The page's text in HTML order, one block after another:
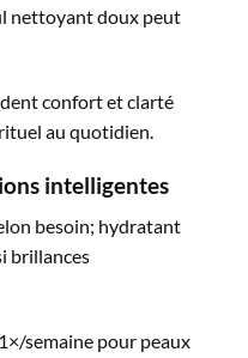
nettoyant doux peut
confort et clarté
au quotidien.​
intelligentes
besoin; hydratant
brillances
semaine pour peaux